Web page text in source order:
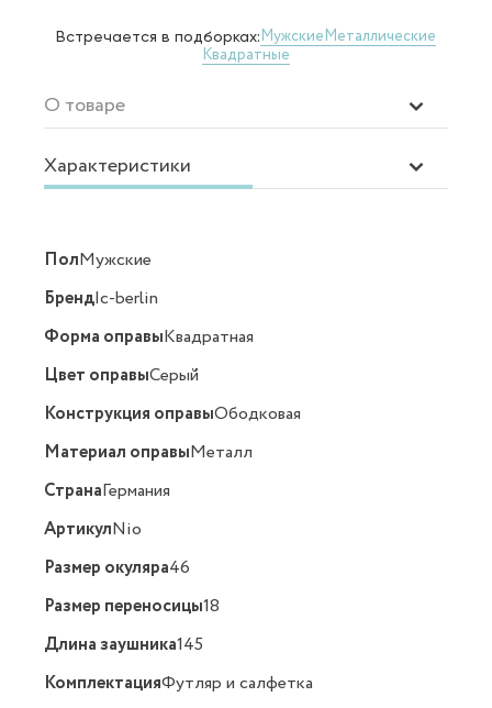
Встречается в подборках:МужскиеМеталлические
Квадратные
О товаре
Характеристики
ПолМужские
БрендIc-berlin
Форма оправыКвадратная
Цвет оправыСерый
Конструкция оправыОбодковая
Материал оправыМеталл
СтранаГермания
АртикулNio
Размер окуляра46
Размер переносицы18
Длина заушника145
КомплектацияФутляр и салфетка